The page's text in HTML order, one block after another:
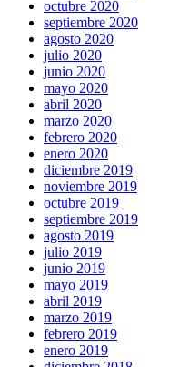
octubre 2020
septiembre 2020
agosto 2020
julio 2020
junio 2020
mayo 2020
abril 2020
marzo 2020
febrero 2020
enero 2020
diciembre 2019
noviembre 2019
octubre 2019
septiembre 2019
agosto 2019
julio 2019
junio 2019
mayo 2019
abril 2019
marzo 2019
febrero 2019
enero 2019